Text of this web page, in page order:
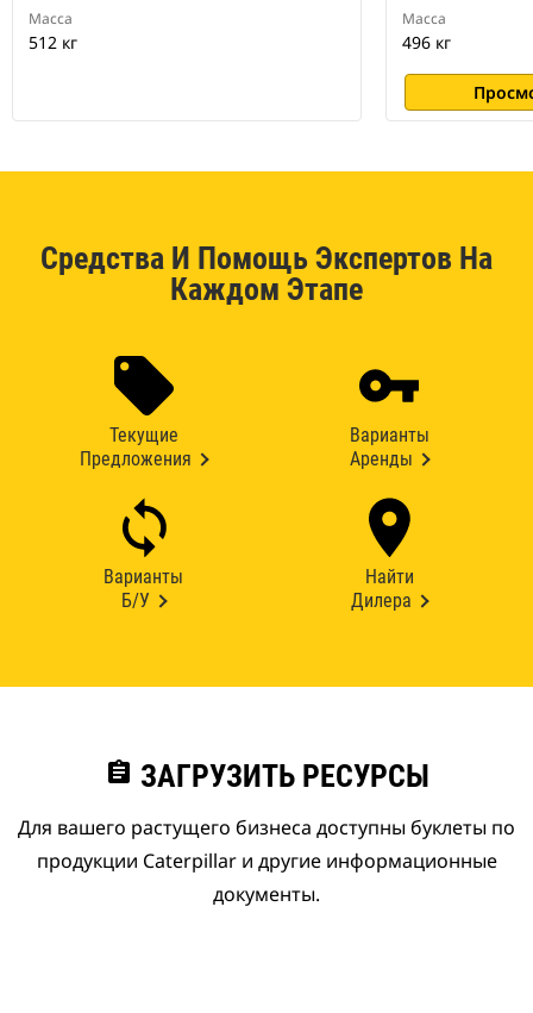
Масса
512 кг
Масса
496 кг
Средства И Помощь Экспертов На
Каждом Этапе
Текущие
Предложения
Варианты
Аренды
Варианты
Б/У
Найти
Дилера
assignment ЗАГРУЗИТЬ РЕСУРСЫ
Для вашего растущего бизнеса доступны буклеты по
продукции Caterpillar и другие информационные
документы.